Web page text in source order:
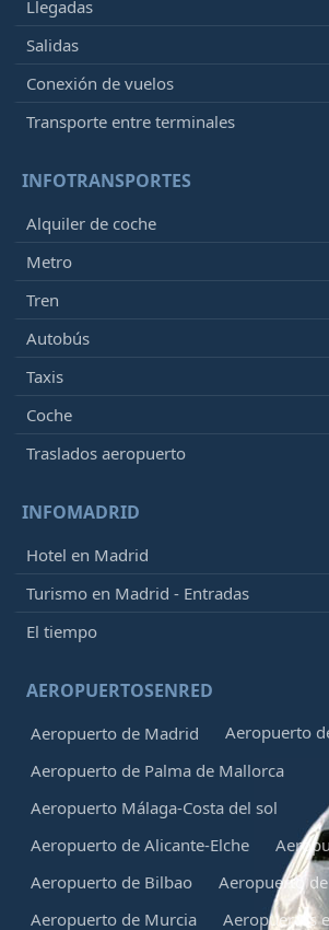
Llegadas
Salidas
Conexión de vuelos
Transporte entre terminales
INFOTRANSPORTES
Alquiler de coche
Metro
Tren
Autobús
Taxis
Coche
Traslados aeropuerto
INFOMADRID
Hotel en Madrid
Turismo en Madrid - Entradas
El tiempo
AEROPUERTOSENRED
Aeropuerto de Madrid
Aeropuerto
Aeropuerto de Palma de Mallorca
Aeropuerto Málaga-Costa del sol
Aeropuerto de Alicante-Elche
Aeropuerto de Bilbao
Aeropuerto
Aeropuerto de Murcia
Aeropuertos